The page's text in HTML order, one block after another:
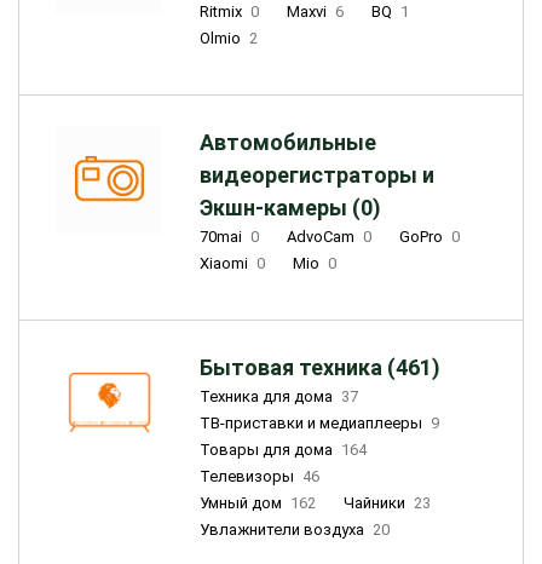
Ritmix 0 Maxvi 6 BQ 1
Olmio 2
Автомобильные
видеорегистраторы и
Экшн-камеры (0)
70mai 0 AdvoCam 0 GoPro 0
Xiaomi 0 Mio 0
Бытовая техника (461)
Техника для дома 37
ТВ-приставки и медиаплееры 9
Товары для дома 164
Телевизоры 46
Умный дом 162 Чайники 23
Увлажнители воздуха 20